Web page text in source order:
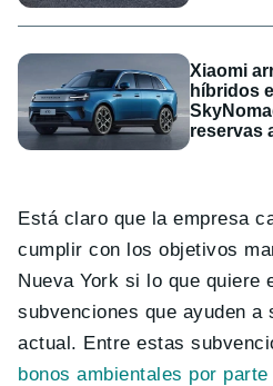
Xiaomi
híbridos
reservas
Está claro que la empresa
cumplir con los objetivos
Nueva York si lo que quiere
subvenciones que ayuden a
actual. Entre estas
bonos ambientales por parte